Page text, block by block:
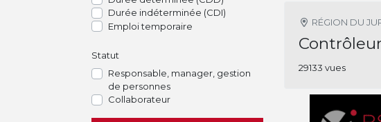
Durée indéterminée (CDI)
Emploi temporaire
Statut
Responsable, manager, gestion
de personnes
Collaborateur
RÉGION DU
29133 vues